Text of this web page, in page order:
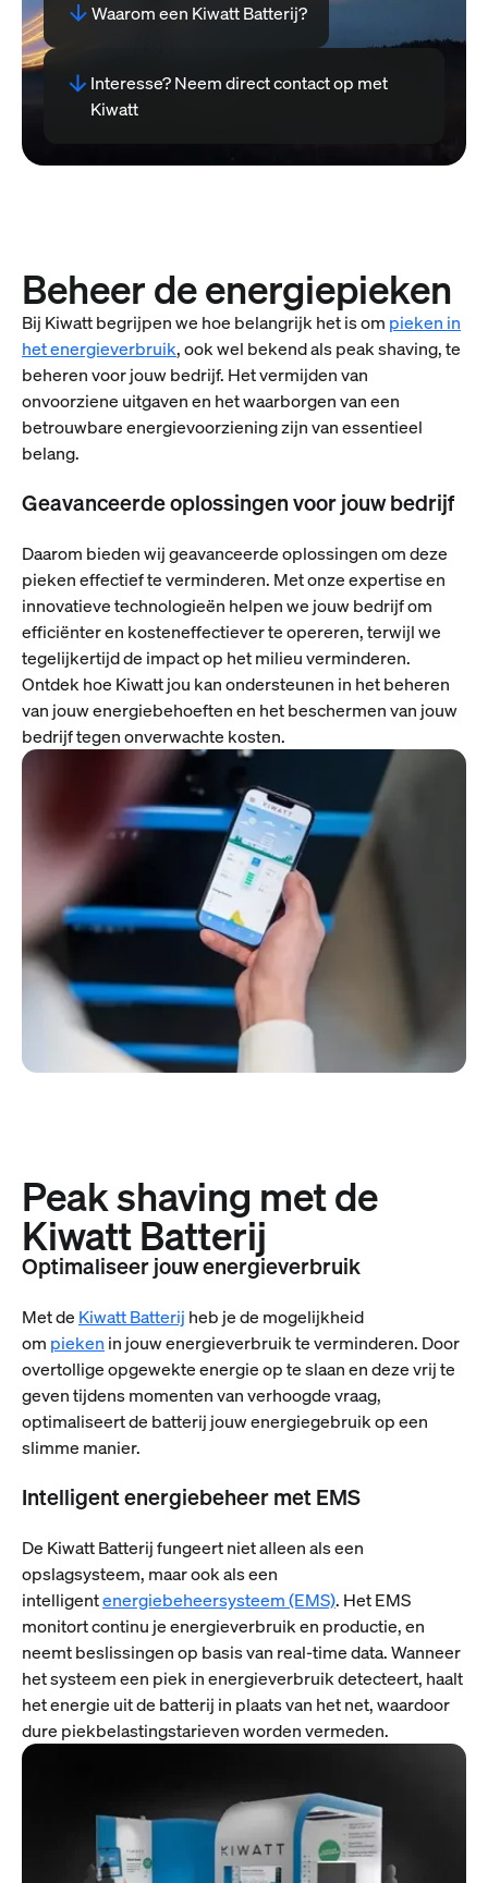
Waarom een Kiwatt Batterij?
Interesse? Neem direct contact op met
Kiwatt
Beheer de energiepieken
Bij Kiwatt begrijpen we hoe belangrijk het is om pieken in
het energieverbruik, ook wel bekend als peak shaving, te
beheren voor jouw bedrijf. Het vermijden van
onvoorziene uitgaven en het waarborgen van een
betrouwbare energievoorziening zijn van essentieel
belang.
Geavanceerde oplossingen voor jouw bedrijf
Daarom bieden wij geavanceerde oplossingen om deze
pieken effectief te verminderen. Met onze expertise en
innovatieve technologieën helpen we jouw bedrijf om
efficiënter en kosteneffectiever te opereren, terwijl we
tegelijkertijd de impact op het milieu verminderen.
Ontdek hoe Kiwatt jou kan ondersteunen in het beheren
van jouw energiebehoeften en het beschermen van jouw
bedrijf tegen onverwachte kosten.
Peak shaving met de
Kiwatt Batterij
Optimaliseer jouw energieverbruik
Met de Kiwatt Batterij heb je de mogelijkheid
om pieken in jouw energieverbruik te verminderen. Door
overtollige opgewekte energie op te slaan en deze vrij te
geven tijdens momenten van verhoogde vraag,
optimaliseert de batterij jouw energiegebruik op een
slimme manier.
Intelligent energiebeheer met EMS
De Kiwatt Batterij fungeert niet alleen als een
opslagsysteem, maar ook als een
intelligentenergiebeheersysteem (EMS). Het EMS
monitort continu je energieverbruik en productie, en
neemt beslissingen op basis van real-time data. Wanneer
het systeem een piek in energieverbruik detecteert, haalt
het energie uit de batterij in plaats van het net, waardoor
dure piekbelastingstarieven worden vermeden.